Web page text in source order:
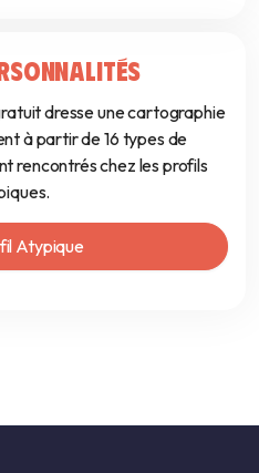
dresse une cartographie
à partir de 16 types de
rencontrés chez les profils
Atypique